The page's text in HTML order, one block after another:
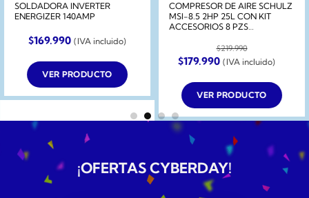
SOLDADORA INVERTER
ENERGIZER 140AMP
$169.990 (IVA incluido)
VER PRODUCTO
COMPRESOR DE AIRE SCHULZ
MSI-8.5 2HP 25L CON KIT
ACCESORIOS 8 PZS
$219.990
El
precio
original
era:
$219.990.
$179.990El
precio
actual
es:
$179.990.
(IVA incluido)
VER PRODUCTO
¡OFERTAS CYBERDAY!